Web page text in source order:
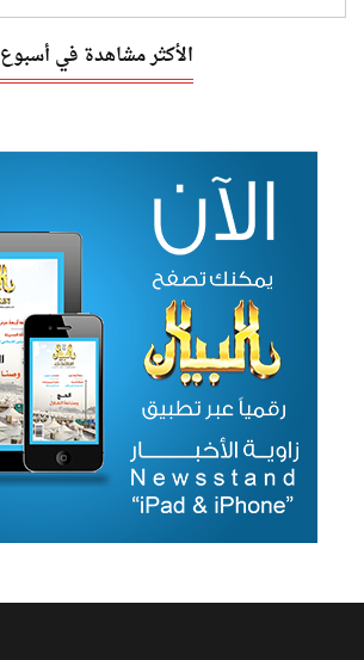
الأكثر مشاهدة في أسبوع